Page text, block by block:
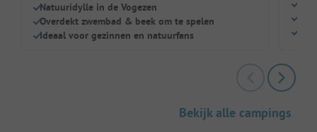
Natuuridylle in de Vogezen
Overdekt zwembad & beek om te spelen
Ideaal voor gezinnen en natuurfans
Bekijk alle campings